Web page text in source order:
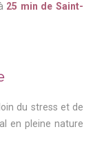
25 min de Saint-
du stress et de
en pleine nature